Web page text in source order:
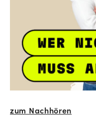
zum Nachhören